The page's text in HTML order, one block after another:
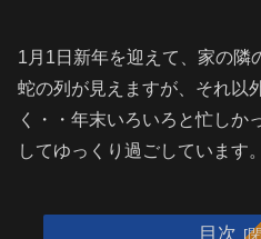
1月1日新年を迎えて、家の隣
蛇の列が見えますが、それ以
く・・年末いろいろと忙しか
してゆっくり過ごしています。
目次